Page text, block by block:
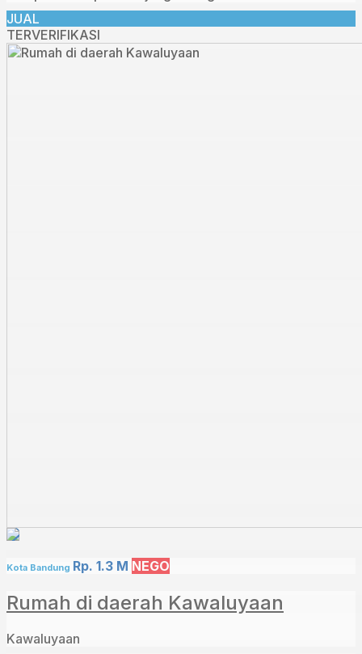
JUAL
TERVERIFIKASI
Kota Bandung Rp. 1.3 M NEGO
Rumah di daerah Kawaluyaan
Kawaluyaan